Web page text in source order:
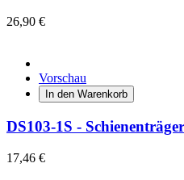
26,90 €
Vorschau
In den Warenkorb
DS103-1S -
17,46 €